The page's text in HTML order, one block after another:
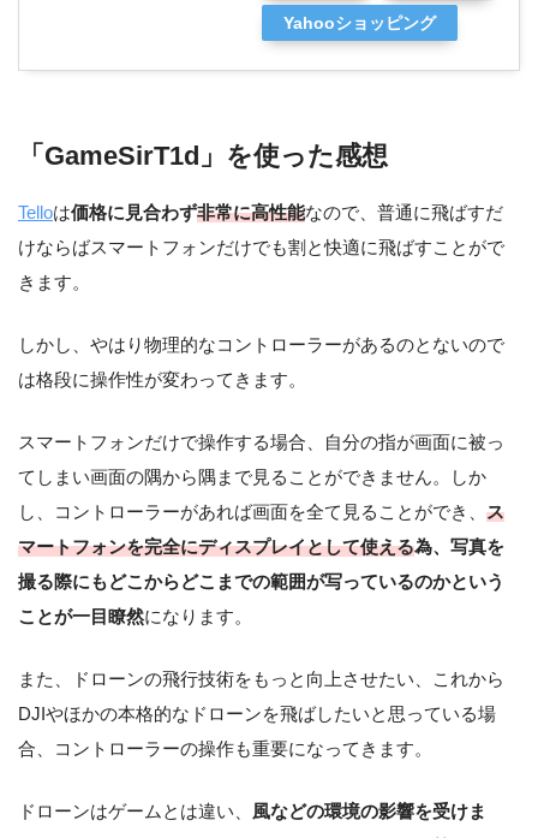
Yahooショッピング
「GameSirT1d」を使った感想
Telloは価格に見合わず非常に高性能なので、普通に飛ばすだ
けならばスマートフォンだけでも割と快適に飛ばすことがで
きます。
しかし、やはり物理的なコントローラーがあるのとないので
は格段に操作性が変わってきます。
スマートフォンだけで操作する場合、自分の指が画面に被っ
てしまい画面の隅から隅まで見ることができません。しか
し、コントローラーがあれば画面を全て見ることができ、 ス
マートフォンを完全にディスプレイとして使える為、写真を
撮る際にもどこからどこまでの範囲が写っているのかという
ことが一目瞭然になります。
また、ドローンの飛行技術をもっと向上させたい、これから
DJIやほかの本格的なドローンを飛ばしたいと思っている場
合、コントローラーの操作も重要になってきます。
ドローンはゲームとは違い、 風などの環境の影響を受けま